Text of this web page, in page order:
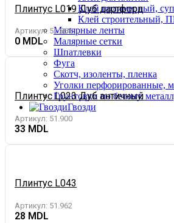
Клей полимерный,
Клей строительный,
Малярные ленты
Малярные сетки
Шпатлевки
Фуга
Скотч, изоленты, пленка
Уголки перфорированные,
Грунтовки по бетону,
Гвозди
Плинтус L019 Дуб дартфорд
Артикул: 51.868
0
Плинтус L023 Дуб античный
Артикул: 51.900
33
Плинтус L043
Артикул: 51.962
28